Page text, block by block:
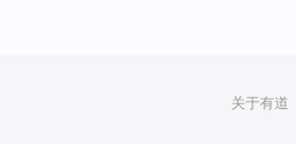
关于有道